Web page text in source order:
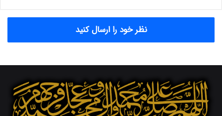
ا
ا
س
ی
ر
ا
نظر خود را ارسال کنید